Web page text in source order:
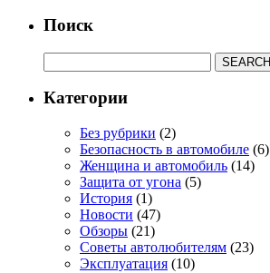
Поиск
Категории
Без рубрики (2)
Безопасность в автомобиле (6)
Женщина и автомобиль (14)
Защита от угона (5)
История (1)
Новости (47)
Обзоры (21)
Советы автолюбителям (23)
Эксплуатация (10)